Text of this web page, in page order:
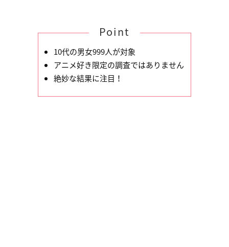
Point
10代の男女999人が対象
アニメ好き限定の調査ではありません
絶妙な結果に注目！